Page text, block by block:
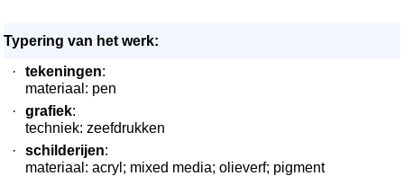
Typering van het werk:
·
tekeningen:
materiaal: pen
·
grafiek:
techniek: zeefdrukken
·
schilderijen:
materiaal: acryl; mixed media; olieverf; pigment